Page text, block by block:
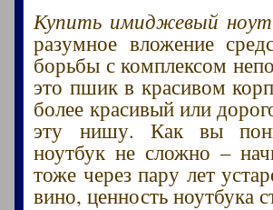
Купить имиджевый
разумное вложение
борьбы с комплексом
это пшик в красивом
более красивый или
эту нишу. Как вы
ноутбук не сложно –
тоже через пару лет
вино, ценность ноутбука